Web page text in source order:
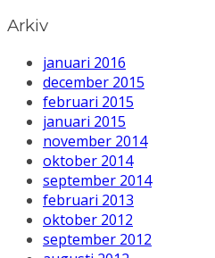
Arkiv
januari 2016
december 2015
februari 2015
januari 2015
november 2014
oktober 2014
september 2014
februari 2013
oktober 2012
september 2012